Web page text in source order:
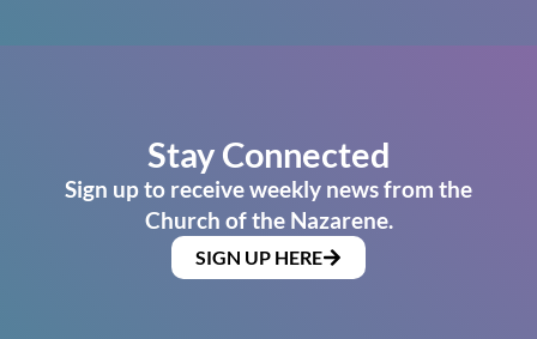
Stay Connected
Sign up to receive weekly news from the
Church of the Nazarene.
SIGN UP HERE